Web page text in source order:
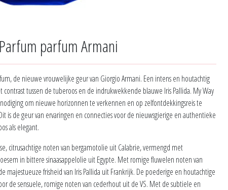
parfum Armani
de nieuwe vrouwelijke geur van Giorgio Armani. Een intens en houtachtig
tussen de tuberoos en de indrukwekkende blauwe Iris Pallida. My Way
om nieuwe horizonnen te verkennen en op zelfontdekkingsreis te
is de geur van ervaringen en connecties voor de nieuwsgierige en authentieke
als elegant.
citrusachtige noten van bergamotolie uit Calabrie, vermengd met
in bittere sinaasappelolie uit Egypte. Met romige fluwelen noten van
majestueuze frisheid van Iris Pallida uit Frankrijk. De poederige en houtachtige
de sensuele, romige noten van cederhout uit de VS. Met de subtiele en